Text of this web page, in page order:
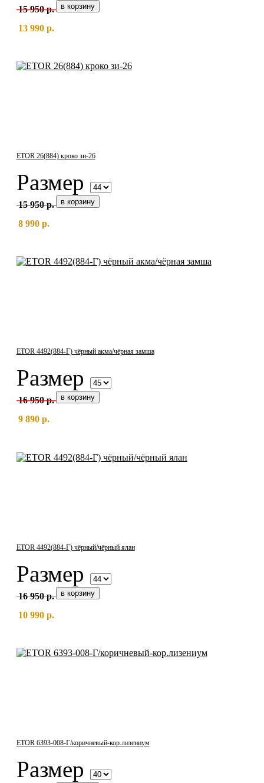
15 950 р.
13 990 р.
ETOR 26(884) кроко зи-26
Размер
15 950 р.
8 990 р.
ETOR 4492(884-Г) чёрный акма/чёрная замша
Размер
16 950 р.
9 890 р.
ETOR 4492(884-Г) чёрный/чёрный ялан
Размер
16 950 р.
10 990 р.
ETOR 6393-008-Г/коричневый-кор.лизениум
Размер